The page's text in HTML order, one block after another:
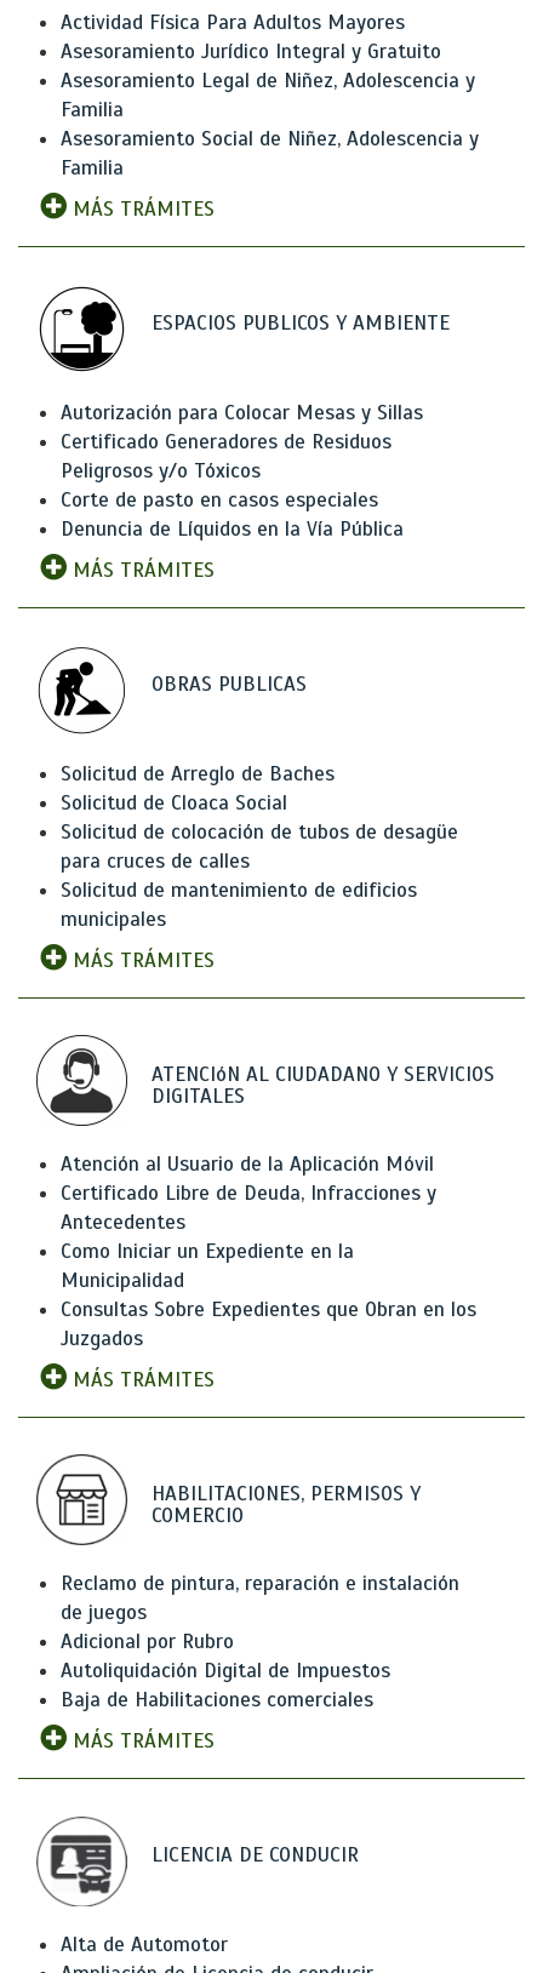
Actividad Física Para Adultos Mayores
Asesoramiento Jurídico Integral y Gratuito
Asesoramiento Legal de Niñez, Adolescencia y
Familia
Asesoramiento Social de Niñez, Adolescencia y
Familia
MÁS TRÁMITES
ESPACIOS PUBLICOS Y AMBIENTE
Autorización para Colocar Mesas y Sillas
Certificado Generadores de Residuos
Peligrosos y/o Tóxicos
Corte de pasto en casos especiales
Denuncia de Líquidos en la Vía Pública
MÁS TRÁMITES
OBRAS PUBLICAS
Solicitud de Arreglo de Baches
Solicitud de Cloaca Social
Solicitud de colocación de tubos de desagüe
para cruces de calles
Solicitud de mantenimiento de edificios
municipales
MÁS TRÁMITES
ATENCIóN AL CIUDADANO Y SERVICIOS
DIGITALES
Atención al Usuario de la Aplicación Móvil
Certificado Libre de Deuda, Infracciones y
Antecedentes
Como Iniciar un Expediente en la
Municipalidad
Consultas Sobre Expedientes que Obran en los
Juzgados
MÁS TRÁMITES
HABILITACIONES, PERMISOS Y
COMERCIO
Reclamo de pintura, reparación e instalación
de juegos
Adicional por Rubro
Autoliquidación Digital de Impuestos
Baja de Habilitaciones comerciales
MÁS TRÁMITES
LICENCIA DE CONDUCIR
Alta de Automotor